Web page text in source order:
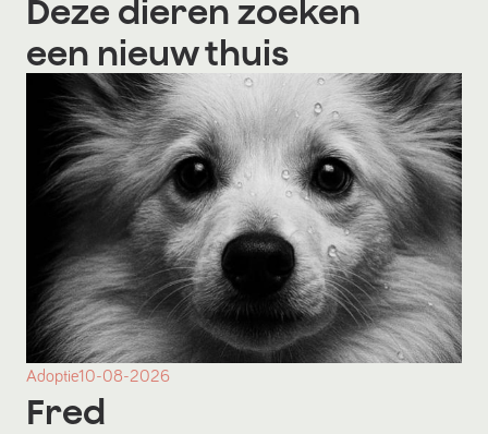
Deze dieren zoeken
een nieuw thuis
Adoptie10-08-2026
Fred